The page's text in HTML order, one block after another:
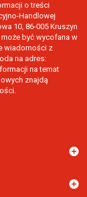
o treści
Handlowej
10, 86-005 Kruszyn
być wycofana w
wiadomości z
na adres:
na temat
znajdą